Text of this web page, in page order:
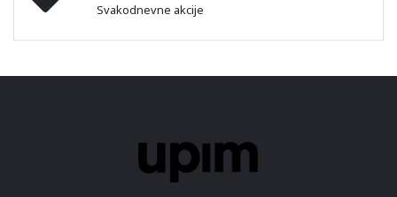
Svakodnevne akcije